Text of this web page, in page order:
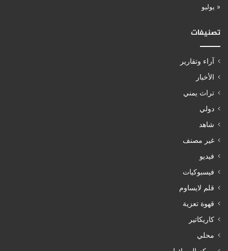
« يوليو
تصنيفات
آراء وتقارير
الأخبار
تراث يمني
دولي
شاهد
غير مصنف
فيديو
فيسبوكيات
قلم لايساوم
قهوة تعزية
كاريكاتير
محلي